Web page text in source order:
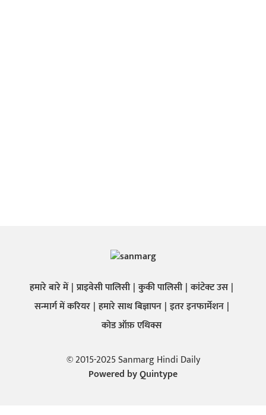
हमारे बारे में प्राइवेसी पालिसी कुकी पालिसी कांटेक्ट उस
सन्मार्ग में करियर हमारे साथ बिज्ञापन इतर इनफार्मेशन
कोड ऑफ़ एथिक्स
© 2015-2025 Sanmarg Hindi Daily
Powered byQuintype